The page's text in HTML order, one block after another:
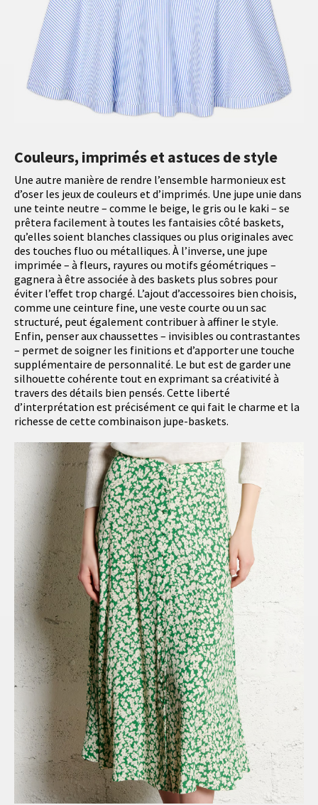
Couleurs, imprimés et astuces de style
Une autre manière de rendre l’ensemble harmonieux est
d’oser les jeux de couleurs et d’imprimés. Une jupe unie dans
une teinte neutre – comme le beige, le gris ou le kaki – se
prêtera facilement à toutes les fantaisies côté baskets,
qu’elles soient blanches classiques ou plus originales avec
des touches fluo ou métalliques. À l’inverse, une jupe
imprimée – à fleurs, rayures ou motifs géométriques –
gagnera à être associée à des baskets plus sobres pour
éviter l’effet trop chargé. L’ajout d’accessoires bien choisis,
comme une ceinture fine, une veste courte ou un sac
structuré, peut également contribuer à affiner le style.
Enfin, penser aux chaussettes – invisibles ou contrastantes
– permet de soigner les finitions et d’apporter une touche
supplémentaire de personnalité. Le but est de garder une
silhouette cohérente tout en exprimant sa créativité à
travers des détails bien pensés. Cette liberté
d’interprétation est précisément ce qui fait le charme et la
richesse de cette combinaison jupe-baskets.